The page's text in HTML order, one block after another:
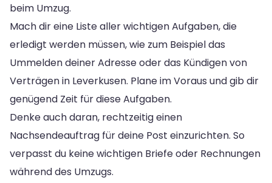
beim Umzug.
Mach dir eine Liste aller wichtigen Aufgaben, die
erledigt werden müssen, wie zum Beispiel das
Ummelden deiner Adresse oder das Kündigen von
Verträgen in Leverkusen. Plane im Voraus und gib dir
genügend Zeit für diese Aufgaben.
Denke auch daran, rechtzeitig einen
Nachsendeauftrag für deine Post einzurichten. So
verpasst du keine wichtigen Briefe oder Rechnungen
während des Umzugs.